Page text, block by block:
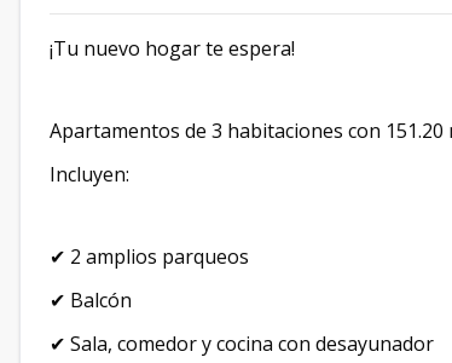
¡Tu nuevo hogar te espera!
Apartamentos de 3 habitaciones con
Incluyen:
✔ 2 amplios parqueos
✔ Balcón
✔ Sala, comedor y cocina con desayunador